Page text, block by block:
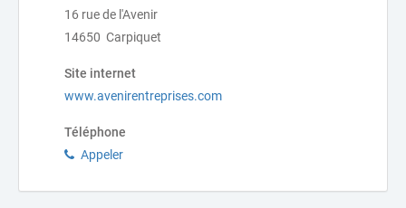
16 rue de l'Avenir
14650 Carpiquet
Site internet
www.avenirentreprises.com
Téléphone
Appeler